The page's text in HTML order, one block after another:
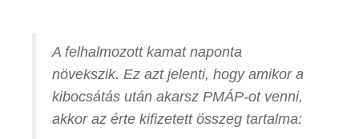
A felhalmozott kamat naponta
növekszik. Ez azt jelenti, hogy amikor a
kibocsátás után akarsz PMÁP-ot venni,
akkor az érte kifizetett összeg tartalma: